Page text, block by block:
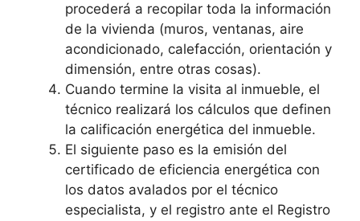
procederá a recopilar toda la información
de la vivienda (muros, ventanas, aire
acondicionado, calefacción, orientación y
dimensión, entre otras cosas).
Cuando termine la visita al inmueble, el
técnico realizará los cálculos que definen
la calificación energética del inmueble.
El siguiente paso es la emisión del
certificado de eficiencia energética con
los datos avalados por el técnico
especialista, y el registro ante el Registro